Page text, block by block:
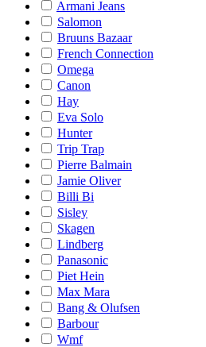
Armani Jeans
Salomon
Bruuns Bazaar
French Connection
Omega
Canon
Hay
Eva Solo
Hunter
Trip Trap
Pierre Balmain
Jamie Oliver
Billi Bi
Sisley
Skagen
Lindberg
Panasonic
Piet Hein
Max Mara
Bang & Olufsen
Barbour
Wmf